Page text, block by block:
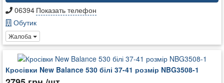
06394 Показать телефон
Обутик
Жалоба
Кросівки New Balance 530 білі 37-41 розмір NBG3508-1